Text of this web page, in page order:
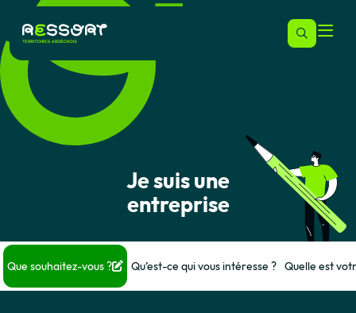
Je suis une
entreprise
Que souhaitez-vous ? Qu’est-ce qui vous intéresse ? Quelle est